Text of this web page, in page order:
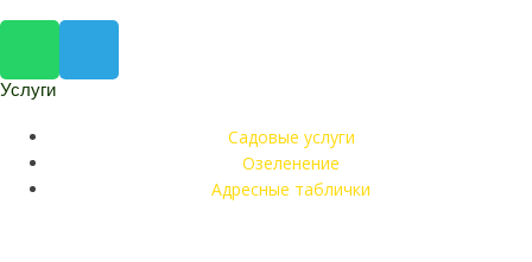
Услуги
Садовые услуги
Озеленение
Адресные таблички